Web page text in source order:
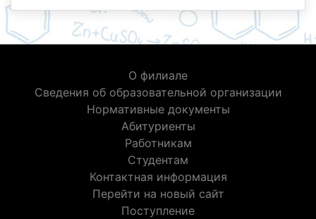
О филиале
Сведения об образовательной организации
Нормативные документы
Абитуриенты
Работникам
Студентам
Контактная информация
Перейти на новый сайт
Поступление